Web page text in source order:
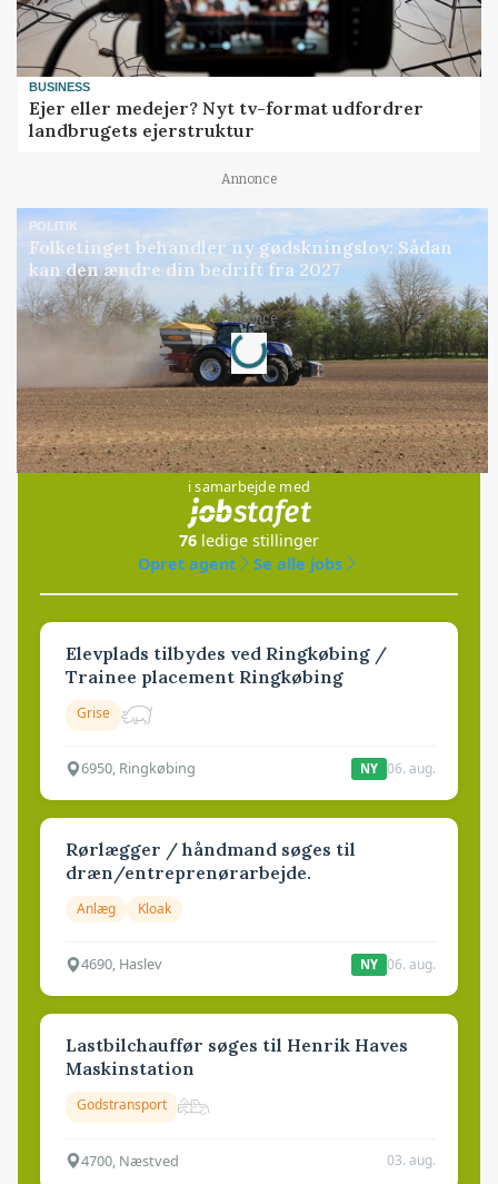
BUSINESS
Ejer eller medejer? Nyt tv-format udfordrer
landbrugets ejerstruktur
Annonce
POLITIK
Folketinget behandler ny gødskningslov: Sådan
kan den ændre din bedrift fra 2027
Annonce
Loading...
Jobs
i samarbejde med
76 ledige stillinger
Opret agent
Se alle jobs
Elevplads tilbydes ved Ringkøbing /
Trainee placement Ringkøbing
Grise
6950, Ringkøbing NY 06. aug.
Rørlægger / håndmand søges til
dræn/entreprenørarbejde.
Anlæg Kloak
4690, Haslev NY 06. aug.
Lastbilchauffør søges til Henrik Haves
Maskinstation
Godstransport
4700, Næstved 03. aug.